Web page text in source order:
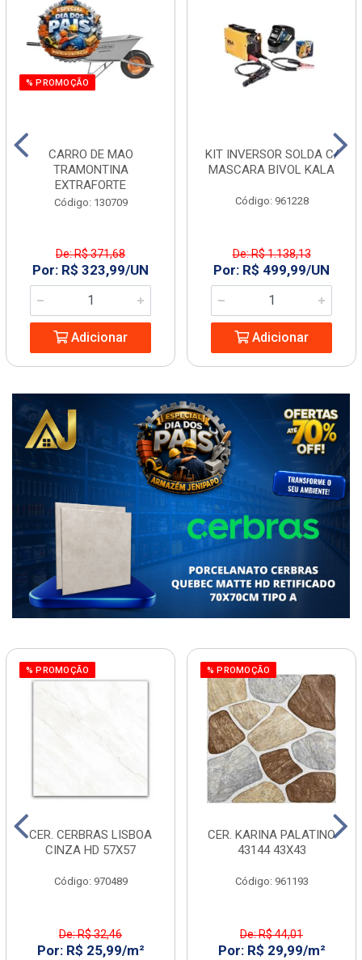
% PROMOÇÃO
CARRO DE MAO
TRAMONTINA
EXTRAFORTE
Código: 130709
De: R$ 371,68
Por: R$ 323,99/UN
Adicionar
KIT INVERSOR SOLDA C/
MASCARA BIVOL KALA
Código: 961228
De: R$ 1.138,13
Por: R$ 499,99/UN
Adicionar
% PROMOÇÃO
CER. CERBRAS LISBOA
CINZA HD 57X57
Código: 970489
De: R$ 32,46
Por: R$ 25,99/m²
% PROMOÇÃO
CER. KARINA PALATINO
43144 43X43
Código: 961193
De: R$ 44,01
Por: R$ 29,99/m²